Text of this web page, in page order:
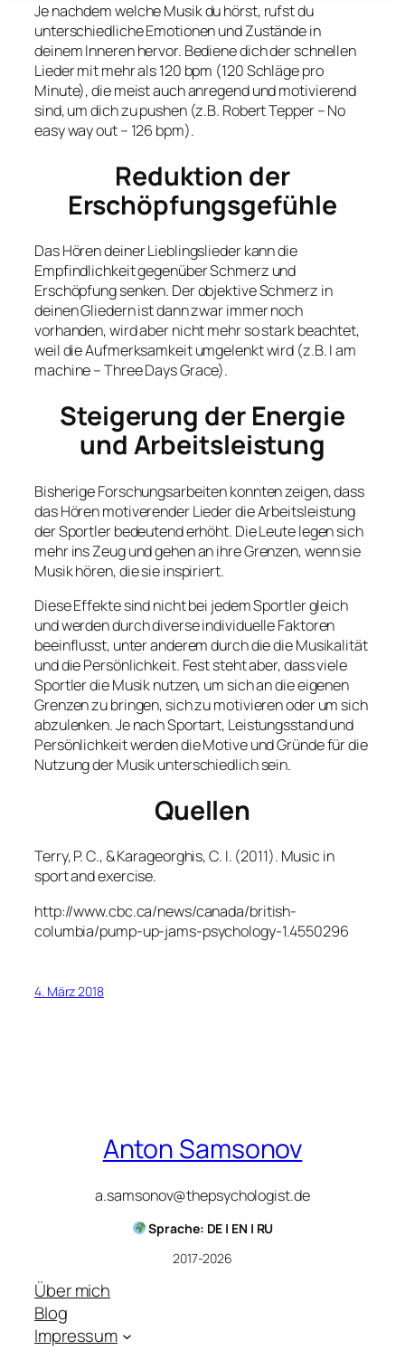
Je nachdem welche Musik du hörst, rufst du
unterschiedliche Emotionen und Zustände in
deinem Inneren hervor. Bediene dich der schnellen
Lieder mit mehr als 120 bpm (120 Schläge pro
Minute), die meist auch anregend und motivierend
sind, um dich zu pushen (z.B. Robert Tepper – No
easy way out – 126 bpm).
Reduktion der
Erschöpfungsgefühle
Das Hören deiner Lieblingslieder kann die
Empfindlichkeit gegenüber Schmerz und
Erschöpfung senken. Der objektive Schmerz in
deinen Gliedern ist dann zwar immer noch
vorhanden, wird aber nicht mehr so stark beachtet,
weil die Aufmerksamkeit umgelenkt wird (z.B. I am
machine – Three Days Grace).
Steigerung der Energie
und Arbeitsleistung
Bisherige Forschungsarbeiten konnten zeigen, dass
das Hören motiverender Lieder die Arbeitsleistung
der Sportler bedeutend erhöht. Die Leute legen sich
mehr ins Zeug und gehen an ihre Grenzen, wenn sie
Musik hören, die sie inspiriert.
Diese Effekte sind nicht bei jedem Sportler gleich
und werden durch diverse individuelle Faktoren
beeinflusst, unter anderem durch die die Musikalität
und die Persönlichkeit. Fest steht aber, dass viele
Sportler die Musik nutzen, um sich an die eigenen
Grenzen zu bringen, sich zu motivieren oder um sich
abzulenken. Je nach Sportart, Leistungsstand und
Persönlichkeit werden die Motive und Gründe für die
Nutzung der Musik unterschiedlich sein.
Quellen
Terry, P. C., & Karageorghis, C. I. (2011). Music in
sport and exercise.
http://www.cbc.ca/news/canada/british-
columbia/pump-up-jams-psychology-1.4550296
4. März 2018
Anton Samsonov
a.samsonov@thepsychologist.de
Sprache: DE | EN | RU
2017-2026
Über mich
Blog
Impressum